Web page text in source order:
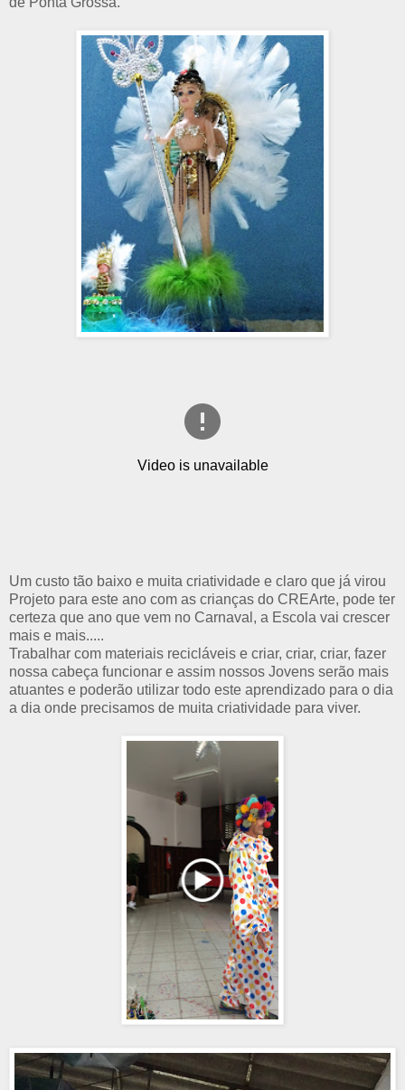
Um custo tão baixo e muita criatividade e claro que já virou
Projeto para este ano com as crianças do CREArte, pode ter
certeza que ano que vem no Carnaval, a Escola vai crescer
mais e mais.....
Trabalhar com materiais recicláveis e criar, criar, criar, fazer
nossa cabeça funcionar e assim nossos Jovens serão mais
atuantes e poderão utilizar todo este aprendizado para o dia
a dia onde precisamos de muita criatividade para viver.